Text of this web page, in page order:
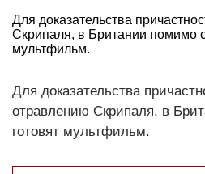
Для доказательства
Скрипаля, в Британии помимо
мультфильм.
Для доказательства
отравлению Скрипаля, в
готовят мультфильм.